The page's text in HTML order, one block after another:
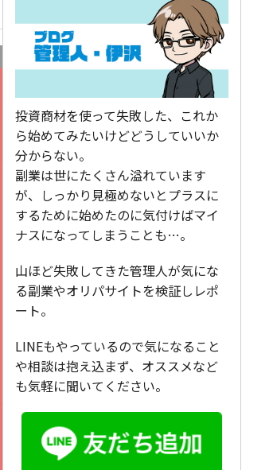
投資商材を使って失敗した、これか
ら始めてみたいけどどうしていいか
分からない。
副業は世にたくさん溢れています
が、しっかり見極めないとプラスに
するために始めたのに気付けばマイ
ナスになってしまうことも…。
山ほど失敗してきた管理人が気にな
る副業やオリパサイトを検証しレポ
ート。
LINEもやっているので気になること
や相談は抱え込まず、オススメなど
も気軽に聞いてください。